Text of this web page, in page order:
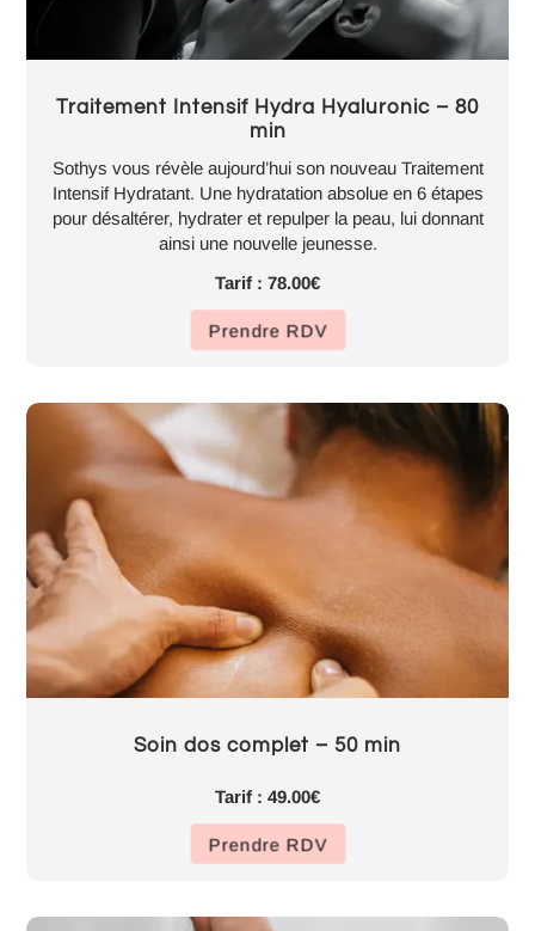
Traitement Intensif Hydra Hyaluronic – 80
min
Sothys vous révèle aujourd’hui son nouveau Traitement
Intensif Hydratant. Une hydratation absolue en 6 étapes
pour désaltérer, hydrater et repulper la peau, lui donnant
ainsi une nouvelle jeunesse.
Tarif : 78.00€
Prendre RDV
Soin dos complet – 50 min
Tarif : 49.00€
Prendre RDV